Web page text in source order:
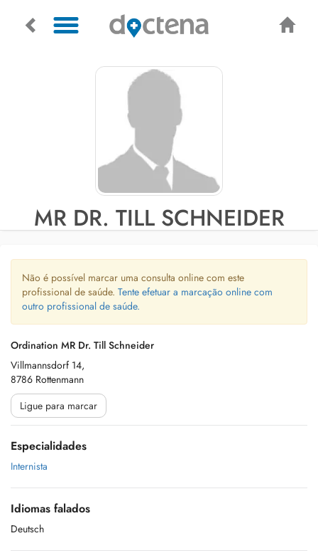
MR DR. TILL SCHNEIDER
Não é possível marcar uma consulta online com este
profissional de saúde. Tente efetuar a marcação online com
outro profissional de saúde.
Ordination MR Dr. Till Schneider
Villmannsdorf 14,
8786 Rottenmann
Ligue para marcar
Especialidades
Internista
Idiomas falados
Deutsch